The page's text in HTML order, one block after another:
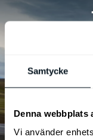
Samtycke
Denna webbplats
Vi använder